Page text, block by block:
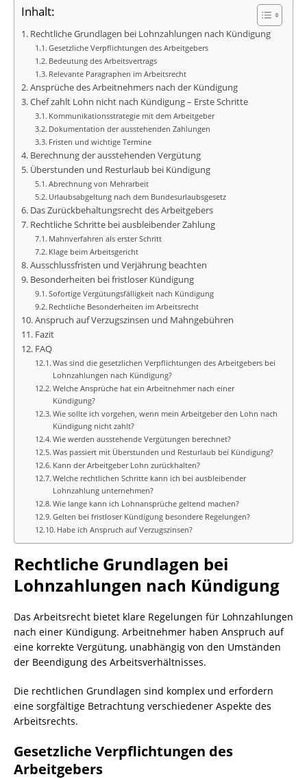
Inhalt:
Rechtliche Grundlagen bei Lohnzahlungen nach Kündigung
Gesetzliche Verpflichtungen des Arbeitgebers
Bedeutung des Arbeitsvertrags
Relevante Paragraphen im Arbeitsrecht
Ansprüche des Arbeitnehmers nach der Kündigung
Chef zahlt Lohn nicht nach Kündigung – Erste Schritte
Kommunikationsstrategie mit dem Arbeitgeber
Dokumentation der ausstehenden Zahlungen
Fristen und wichtige Termine
Berechnung der ausstehenden Vergütung
Überstunden und Resturlaub bei Kündigung
Abrechnung von Mehrarbeit
Urlaubsabgeltung nach dem Bundesurlaubsgesetz
Das Zurückbehaltungsrecht des Arbeitgebers
Rechtliche Schritte bei ausbleibender Zahlung
Mahnverfahren als erster Schritt
Klage beim Arbeitsgericht
Ausschlussfristen und Verjährung beachten
Besonderheiten bei fristloser Kündigung
Sofortige Vergütungsfälligkeit nach Kündigung
Rechtliche Besonderheiten im Arbeitsrecht
Anspruch auf Verzugszinsen und Mahngebühren
Fazit
FAQ
Was sind die gesetzlichen Verpflichtungen des Arbeitgebers bei
Lohnzahlungen nach Kündigung?
Welche Ansprüche hat ein Arbeitnehmer nach einer
Kündigung?
Wie sollte ich vorgehen, wenn mein Arbeitgeber den Lohn nach
Kündigung nicht zahlt?
Wie werden ausstehende Vergütungen berechnet?
Was passiert mit Überstunden und Resturlaub bei Kündigung?
Kann der Arbeitgeber Lohn zurückhalten?
Welche rechtlichen Schritte kann ich bei ausbleibender
Lohnzahlung unternehmen?
Wie lange kann ich Lohnansprüche geltend machen?
Gelten bei fristloser Kündigung besondere Regelungen?
Habe ich Anspruch auf Verzugszinsen?
Rechtliche Grundlagen bei
Lohnzahlungen nach Kündigung
Das Arbeitsrecht bietet klare Regelungen für Lohnzahlungen
nach einer Kündigung. Arbeitnehmer haben Anspruch auf
eine korrekte Vergütung, unabhängig von den Umständen
der Beendigung des Arbeitsverhältnisses.
Die rechtlichen Grundlagen sind komplex und erfordern
eine sorgfältige Betrachtung verschiedener Aspekte des
Arbeitsrechts.
Gesetzliche Verpflichtungen des
Arbeitgebers